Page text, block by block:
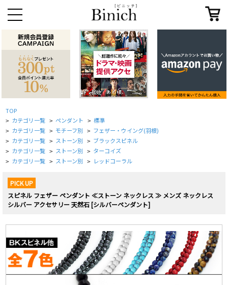
TOP
> カテゴリ一覧 > ペンダント > 標準
> カテゴリ一覧 > モチーフ別 > フェザー・ウイング(羽根)
> カテゴリ一覧 > ストーン別 > ブラックスピネル
> カテゴリ一覧 > ストーン別 > ターコイズ
> カテゴリ一覧 > ストーン別 > レッドコーラル
PICK UP
スピネル フェザー ペンダント ≪ストーン ネックレス ≫ メンズ ネックレス
シルバー アクセサリー 天然石 [シルバーペンダント]